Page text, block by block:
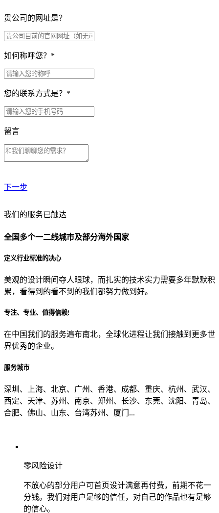
贵公司的网址是？
如何称呼您？ *
您的联系方式是？ *
留言
下一步
贵公司预算范围是？
贵公司的团队规模是？
目前主要的营销渠道是？
我们的服务已触达
全国多个一二线城市及部分海外国家
定义行业标准的决心
美观的设计瞬间夺人眼球，而扎实的技术实力需要多年默默积
累，看得到的看不到的我们都努力做到好。
专注、专业、值得信赖!
在中国我们的服务遍布南北，全球化进程让我们接触到更多世
界优秀的企业。
服务城市
深圳、上海、北京、广州、香港、成都、重庆、杭州、武汉、
西定、天津、苏州、南京、郑州、长沙、东莞、沈阳、青岛、
合肥、佛山、山东、台湾苏州、厦门...
零风险设计
不放心的部分用户可首页设计满意再付费，前期不花一
分钱。我们对用户足够的信任，对自己的作品也有足够
的信心。